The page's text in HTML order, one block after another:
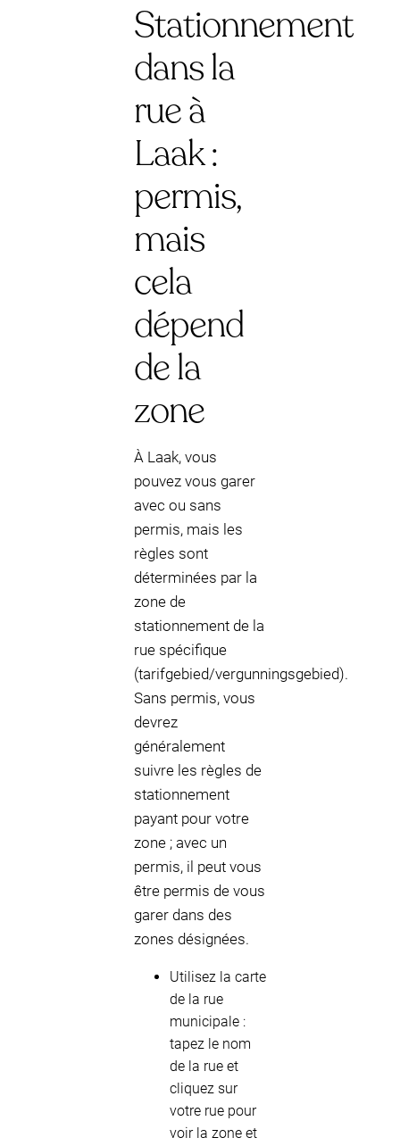
Stationnement
dans la
rue à
Laak :
permis,
mais
cela
dépend
de la
zone
À Laak, vous
pouvez vous garer
avec ou sans
permis, mais les
règles sont
déterminées par la
zone de
stationnement de la
rue spécifique
(tarifgebied/vergunningsgebied).
Sans permis, vous
devrez
généralement
suivre les règles de
stationnement
payant pour votre
zone ; avec un
permis, il peut vous
être permis de vous
garer dans des
zones désignées.
Utilisez la carte
de la rue
municipale :
tapez le nom
de la rue et
cliquez sur
votre rue pour
voir la zone et